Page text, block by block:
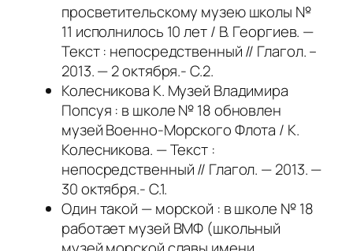
просветительскому музею школы №
11 исполнилось 10 лет / В. Георгиев. —
Текст : непосредственный // Глагол. –
2013. — 2 октября.- С.2.
Колесникова К. Музей Владимира
Попсуя : в школе № 18 обновлен
музей Военно-Морского Флота / К.
Колесникова. — Текст :
непосредственный // Глагол. — 2013. —
30 октября.- С.1.
Один такой — морской : в школе № 18
работает музей ВМФ (школьный